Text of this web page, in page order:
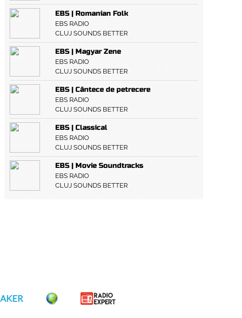
EBS | Romanian Folk
EBS RADIO
CLUJ SOUNDS BETTER
EBS | Magyar Zene
EBS RADIO
CLUJ SOUNDS BETTER
EBS | Cântece de petrecere
EBS RADIO
CLUJ SOUNDS BETTER
EBS | Classical
EBS RADIO
CLUJ SOUNDS BETTER
EBS | Movie Soundtracks
EBS RADIO
CLUJ SOUNDS BETTER